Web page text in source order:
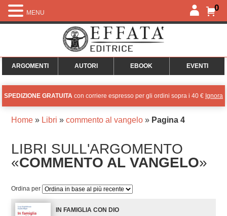
0
ARGOMENTI AUTORI EBOOK EVENTI
SPEDIZIONE GRATUITA con corriere espresso per gli ordini sopra i 40 € Ignora
Home» Libri » commento al vangelo» Pagina 4
LIBRI SULL'ARGOMENTO
«COMMENTO AL VANGELO»
Ordina per
IN FAMIGLIA CON DIO
MENU